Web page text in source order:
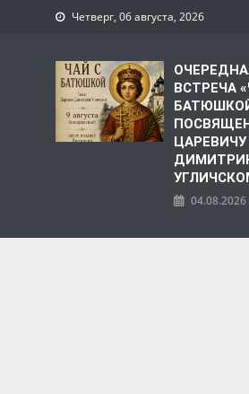
Четверг, 06 августа, 2026
ВСТРЕЧА
ЦАРЕВИЧУ
04.08.2026